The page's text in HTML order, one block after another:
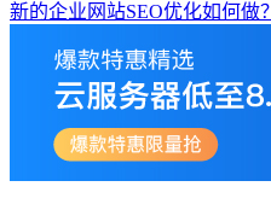
新的企业网站SEO优化如何做？